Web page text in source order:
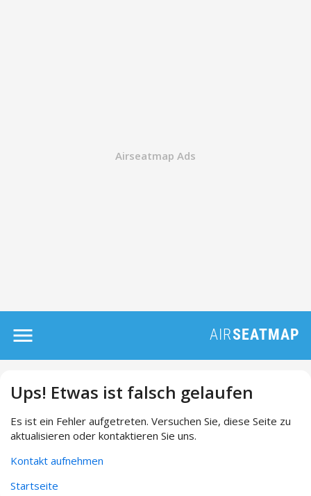
Ups! Etwas ist falsch gelaufen
Es ist ein Fehler aufgetreten. Versuchen Sie, diese Seite zu
aktualisieren oder kontaktieren Sie uns.
Kontakt aufnehmen
Startseite